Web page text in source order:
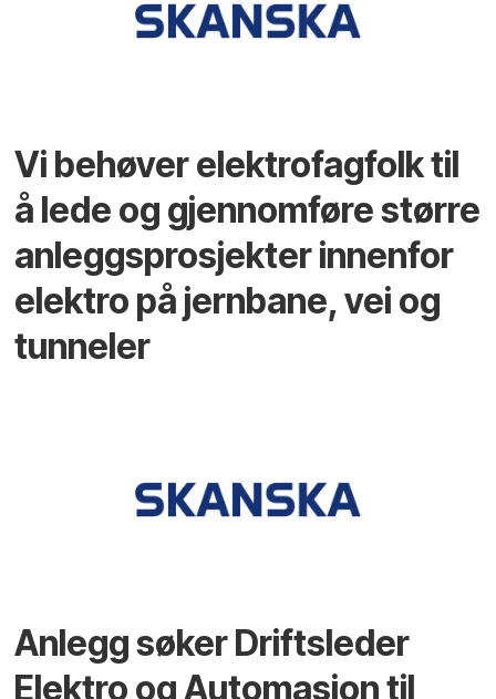
Vi behøver elektrofagfolk til
å lede og gjennomføre større
anleggsprosjekter innenfor
elektro på jernbane, vei og
tunneler
Anlegg søker Driftsleder
Elektro og Automasjon til